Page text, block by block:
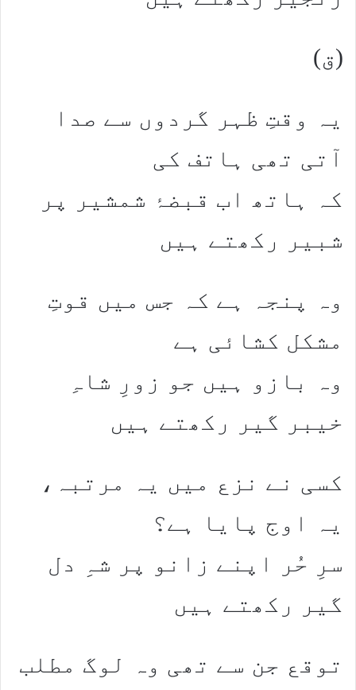
(ق)
یہ وقتِ ظہر گردوں سے صدا
آتی تھی ہاتف کی
کہ ہاتھ اب قبضۂ شمشیر پر
شبیر رکھتے ہیں
وہ پنجہ ہے کہ جس میں قوتِ
مشکل کشائی ہے
وہ بازو ہیں جو زورِ شاہِ
خیبر گیر رکھتے ہیں
کسی نے نزع میں یہ مرتبہ،
یہ اوج پایا ہے؟
سرِ حُر اپنے زانو پر شہِ دل
گیر رکھتے ہیں
توقع جن سے تھی وہ لوگ مطلب